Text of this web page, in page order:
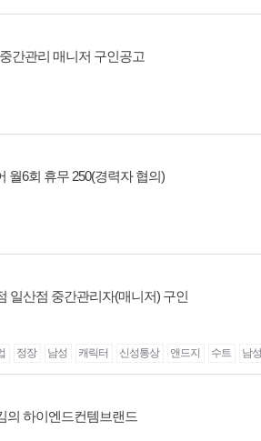
간관리 매니저 구인공고
월6회 휴무 250(경력자 협의)
일산점 중간관리자(매니저) 구인
정장 남성 캐릭터 신성통상 앤드지 수트 남
의 하이엔드컨템브랜드